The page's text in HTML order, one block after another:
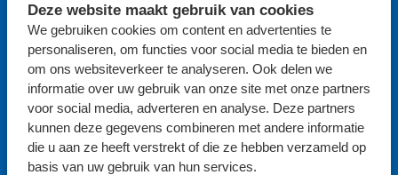
Deze website maakt gebruik van cookies
We gebruiken cookies om content en advertenties te
personaliseren, om functies voor social media te bieden en
om ons websiteverkeer te analyseren. Ook delen we
informatie over uw gebruik van onze site met onze partners
voor social media, adverteren en analyse. Deze partners
kunnen deze gegevens combineren met andere informatie
die u aan ze heeft verstrekt of die ze hebben verzameld op
basis van uw gebruik van hun services.
KOM JE LIEVER LANGS?
SUPPORTERSSERVICE HELPT JE
GRAAG VERDER BIJ DE
HOOFDINGANG VAN HET ABE
LENSTRA STADION!
Abe Lenstra stadion